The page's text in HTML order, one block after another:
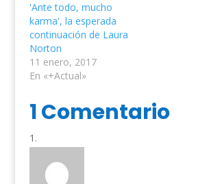
'Ante todo, mucho
karma', la esperada
continuación de Laura
Norton
11 enero, 2017
En «+Actual»
1 Comentario